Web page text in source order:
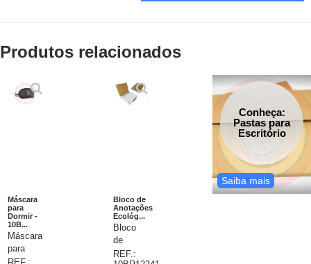
Produtos relacionados
Máscara
para
Dormir -
10B...
Máscara
para
dormir.
Bloco de
Anotações
Ecológ...
Bloco
de
anotações
REF.:
Conheça:
Pastas para
Escritório
Saiba mais